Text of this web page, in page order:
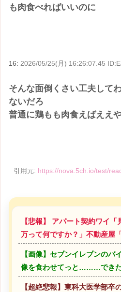
も肉食べればいいのに
16:2026/05/25(月) 16:26:07.45
そんな面倒くさい工夫して
ないだろ
普通に鶏もも肉食えばええ
引用元: https://nova.5ch.io/test/
【悲報】 アパート契約ワイ
万って何ですか？」不動産屋
【画像】セブンイレブンのバ
像を食わせてっと………でき
【超絶悲報】東科大医学部卒